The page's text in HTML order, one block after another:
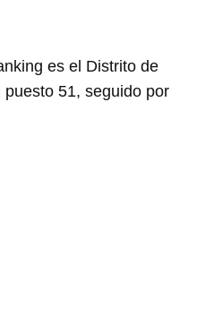
es el Distrito de
51, seguido por